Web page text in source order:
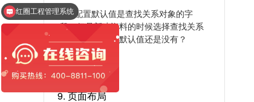
7.9 配置默认值是查找关系对象的字
段，但是新建资料的时候选择查找关系
后，配置的字段默认值还是没有？
8. 对象管理
9. 页面布局
售前咨询